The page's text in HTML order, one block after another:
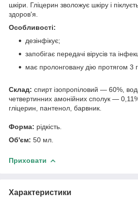
шкіри. Гліцерин зволожує шкіру і
здоров'я.
Особливості:
дезінфікує;
запобігає передачі вірусів та
має пролонговану дію протягом 3
Склад: спирт ізопропіловий — 60%,
четвертинних амонійних сполук —
гліцерин, пантенол, барвник.
Форма: рідкість.
Об'єм: 50 мл.
Приховати
Характеристики